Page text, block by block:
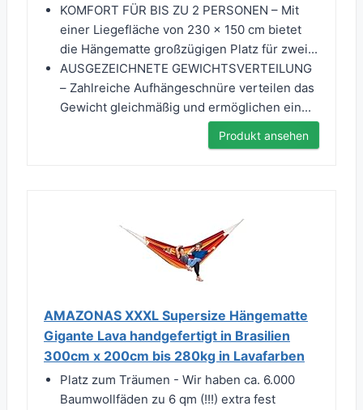
KOMFORT FÜR BIS ZU 2 PERSONEN – Mit
einer Liegefläche von 230 x 150 cm bietet
die Hängematte großzügigen Platz für zwei...
AUSGEZEICHNETE GEWICHTSVERTEILUNG
– Zahlreiche Aufhängeschnüre verteilen das
Gewicht gleichmäßig und ermöglichen ein...
Produkt ansehen
AMAZONAS XXXL Supersize Hängematte
Gigante Lava handgefertigt in Brasilien
300cm x 200cm bis 280kg in Lavafarben
Platz zum Träumen - Wir haben ca. 6.000
Baumwollfäden zu 6 qm (!!!) extra fest